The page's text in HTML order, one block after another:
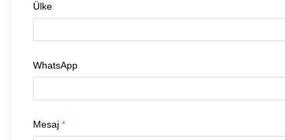
Ülke
WhatsApp
Mesaj *